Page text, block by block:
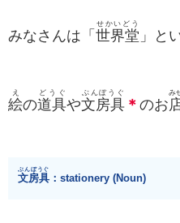
みなさんは「 世界堂
せかいどう
」と
絵
え
の道具
どうぐ
や文房具
ぶんぼうぐ
＊ のお
み
文房具
ぶんぼうぐ
：stationery (Noun)